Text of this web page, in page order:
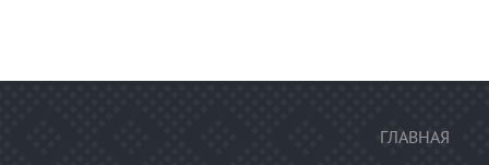
ГЛАВНАЯ